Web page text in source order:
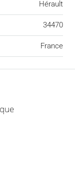
Hérault
34470
France